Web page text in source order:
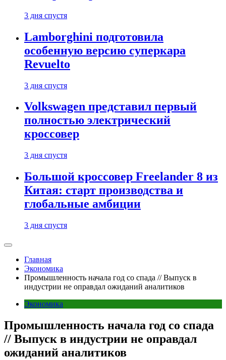
3 дня спустя
Lamborghini подготовила
особенную версию суперкара
Revuelto
3 дня спустя
Volkswagen представил первый
полностью электрический
кроссовер
3 дня спустя
Большой кроссовер Freelander 8 из
Китая: старт производства и
глобальные амбиции
3 дня спустя
Главная
Экономика
Промышленность начала год со спада // Выпуск в
индустрии не оправдал ожиданий аналитиков
Экономика
Промышленность начала год со спада
// Выпуск в индустрии не оправдал
ожиданий аналитиков